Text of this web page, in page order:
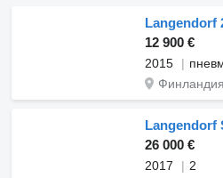
12 900 €
2015
Langendorf
26 000 €
2017
2